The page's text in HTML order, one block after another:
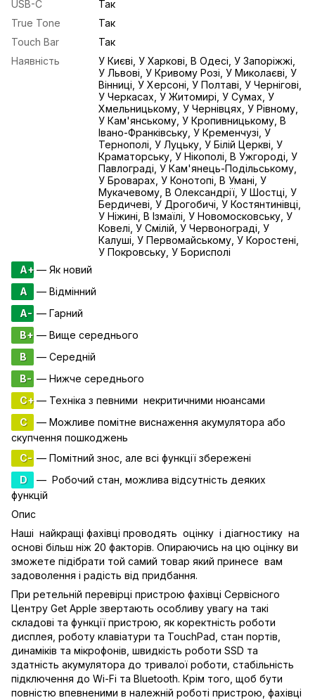
USB-С
Так
True Tone
Так
Touch Bar
Так
Наявність
У Києві, У Харкові, В Одесі, У Запоріжжі,
У Львові, У Кривому Розі, У Миколаєві, У
Вінниці, У Херсоні, У Полтаві, У Чернігові,
У Черкасах, У Житомирі, У Сумах, У
Хмельницькому, У Чернівцях, У Рівному,
У Кам'янському, У Кропивницькому, В
Івано-Франківську, У Кременчузі, У
Тернополі, У Луцьку, У Білій Церкві, У
Краматорську, У Нікополі, В Ужгороді, У
Павлограді, У Кам'янець-Подільському,
У Броварах, У Конотопі, В Умані, У
Мукачевому, В Олександрії, У Шостці, У
Бердичеві, У Дрогобичі, У Костянтинівці,
У Ніжині, В Ізмаїлі, У Новомосковську, У
Ковелі, У Смілій, У Червонограді, У
Калуші, У Первомайському, У Коростені,
У Покровську, У Борисполі
A+— Як новий
A
— Відмінний
A- — Гарний
B+ — Вище середнього
B
— Середній
B- — Нижче середнього
C+— Техніка з певними некритичними нюансами
C
— Можливе помітне виснаження акумулятора або
скупчення пошкоджень
C- — Помітний знос, але всі функції збережені
D
— Робочий стан, можлива відсутність деяких
функцій
Опис
Наші найкращі фахівці проводять оцінку і діагностику на
основі більш ніж 20 факторів. Опираючись на цю оцінку ви
зможете підібрати той самий товар який принесе вам
задоволення і радість від придбання.
При ретельній перевірці пристрою фахівці Сервісного
Центру Get Apple звертають особливу увагу на такі
складові та функції пристрою, як коректність роботи
дисплея, роботу клавіатури та TouchPad, стан портів,
динаміків та мікрофонів, швидкість роботи SSD та
здатність акумулятора до тривалої роботи, стабільність
підключення до Wi-Fi та Bluetooth. Крім того, щоб бути
повністю впевненими в належній роботі пристрою, фахівці